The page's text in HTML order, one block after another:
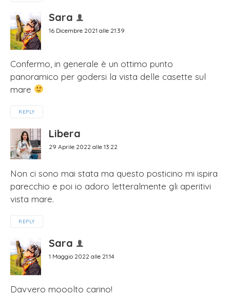
Sara
16 Dicembre 2021 alle 21:39
Confermo, in generale è un ottimo punto
panoramico per godersi la vista delle casette sul
mare
REPLY
Libera
29 Aprile 2022 alle 13:22
Non ci sono mai stata ma questo posticino mi ispira
parecchio e poi io adoro letteralmente gli aperitivi
vista mare.
REPLY
Sara
1 Maggio 2022 alle 21:14
Davvero mooolto carino!